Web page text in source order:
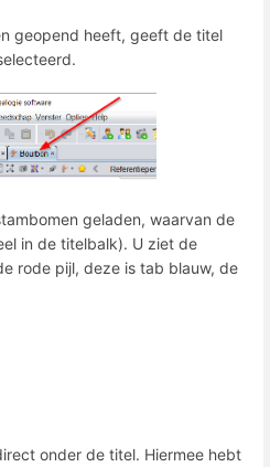
geopend heeft, geeft de titel
geladen, waarvan de
in de titelbalk). U ziet de
rode pijl, deze is tab blauw, de
onder de titel. Hiermee hebt